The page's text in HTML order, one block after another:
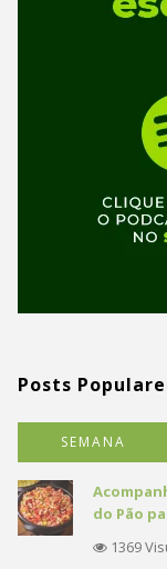
Posts
SEMANA
do Pão
1369